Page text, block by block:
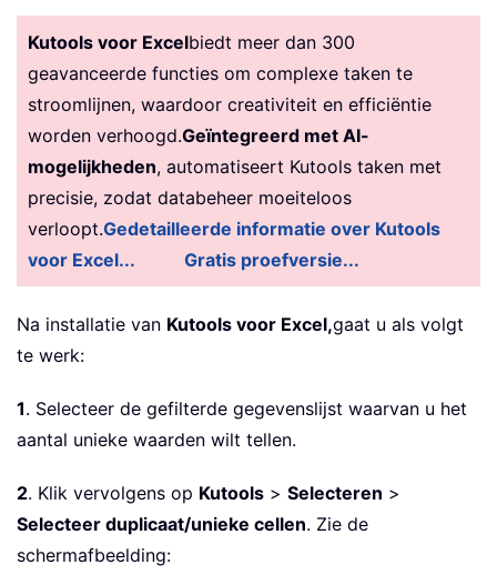
Kutools voor Excelbiedt meer dan 300
geavanceerde functies om complexe taken te
stroomlijnen, waardoor creativiteit en efficiëntie
worden verhoogd.Geïntegreerd met AI-
mogelijkheden, automatiseert Kutools taken met
precisie, zodat databeheer moeiteloos
verloopt.Gedetailleerde informatie over Kutools
voor Excel...
Gratis proefversie...
Na installatie van Kutools voor Excel,gaat u als volgt
te werk:
1. Selecteer de gefilterde gegevenslijst waarvan u het
aantal unieke waarden wilt tellen.
2. Klik vervolgens op Kutools > Selecteren >
Selecteer duplicaat/unieke cellen. Zie de
schermafbeelding: